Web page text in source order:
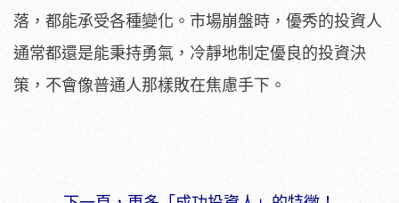
落，都能承受各種變化。市場崩盤時，優秀的投資人
通常都還是能秉持勇氣，冷靜地制定優良的投資決
策，不會像普通人那樣敗在焦慮手下。